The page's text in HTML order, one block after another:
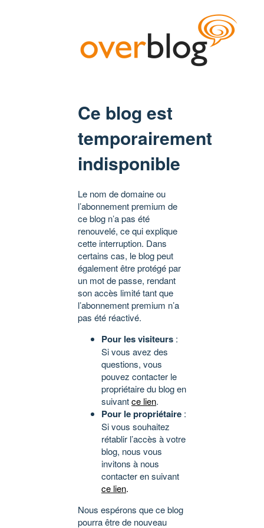
Ce blog est
temporairement
indisponible
Le nom de domaine ou
l’abonnement premium de
ce blog n’a pas été
renouvelé, ce qui explique
cette interruption. Dans
certains cas, le blog peut
également être protégé par
un mot de passe, rendant
son accès limité tant que
l’abonnement premium n’a
pas été réactivé.
Pour les visiteurs :
Si vous avez des
questions, vous
pouvez contacter le
propriétaire du blog en
suivantce lien.
Pour le propriétaire :
Si vous souhaitez
rétablir l’accès à votre
blog, nous vous
invitons à nous
contacter en suivant
ce lien.
Nous espérons que ce blog
pourra être de nouveau